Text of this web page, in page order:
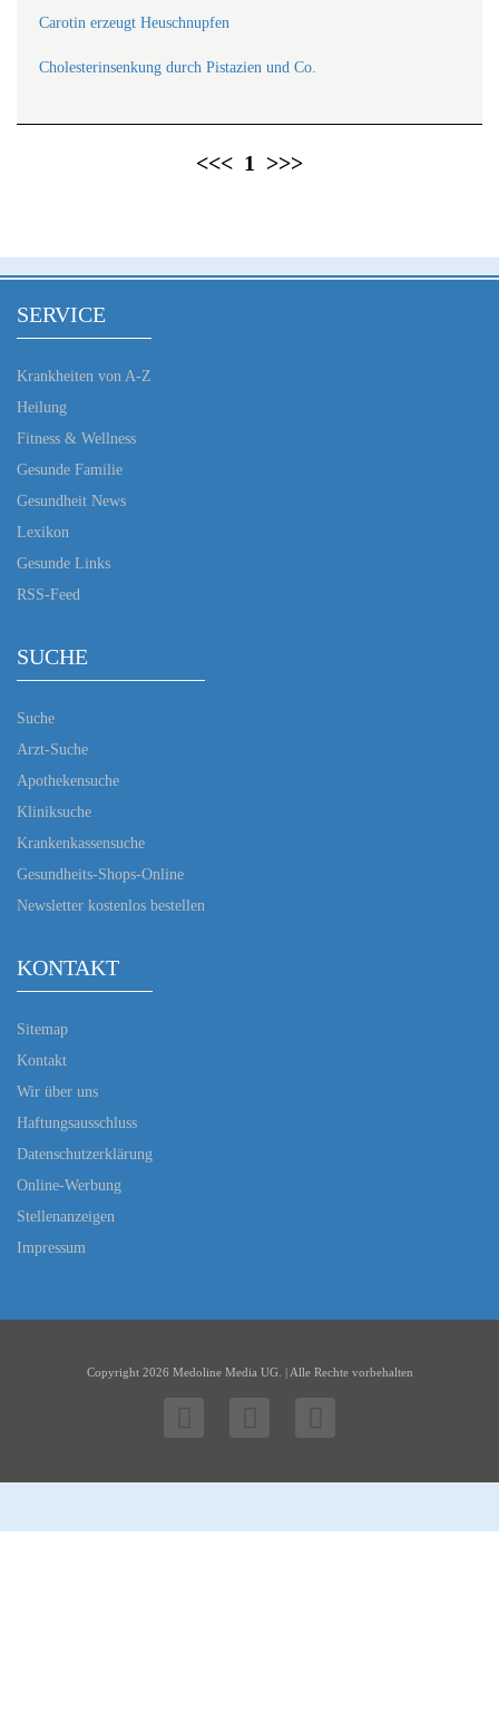
Carotin erzeugt Heuschnupfen
Cholesterinsenkung durch Pistazien und Co.
<<< 1 >>>
SERVICE
Krankheiten von A-Z
Heilung
Fitness & Wellness
Gesunde Familie
Gesundheit News
Lexikon
Gesunde Links
RSS-Feed
SUCHE
Suche
Arzt-Suche
Apothekensuche
Kliniksuche
Krankenkassensuche
Gesundheits-Shops-Online
Newsletter kostenlos bestellen
KONTAKT
Sitemap
Kontakt
Wir über uns
Haftungsausschluss
Datenschutzerklärung
Online-Werbung
Stellenanzeigen
Impressum
Copyright 2026 Medoline Media UG. | Alle Rechte vorbehalten